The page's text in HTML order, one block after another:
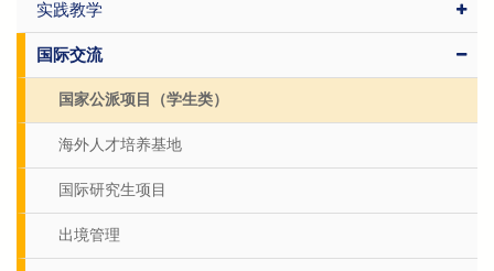
实践教学
国际交流
国家公派项目（学生类）
海外人才培养基地
国际研究生项目
出境管理